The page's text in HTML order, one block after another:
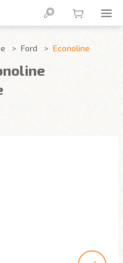
Ford Econoline